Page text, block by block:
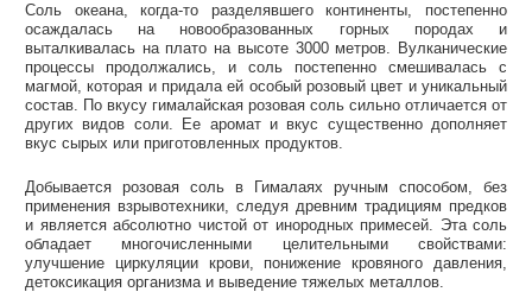
Соль океана, когда-то разделявшего континенты, постепенно
осаждалась на новообразованных горных породах и
выталкивалась на плато на высоте 3000 метров. Вулканические
процессы продолжались, и соль постепенно смешивалась с
магмой, которая и придала ей особый розовый цвет и уникальный
состав. По вкусу гималайская розовая соль сильно отличается от
других видов соли. Ее аромат и вкус существенно дополняет
вкус сырых или приготовленных продуктов.
Добывается розовая соль в Гималаях ручным способом, без
применения взрывотехники, следуя древним традициям предков
и является абсолютно чистой от инородных примесей. Эта соль
обладает многочисленными целительными свойствами:
улучшение циркуляции крови, понижение кровяного давления,
детоксикация организма и выведение тяжелых металлов.